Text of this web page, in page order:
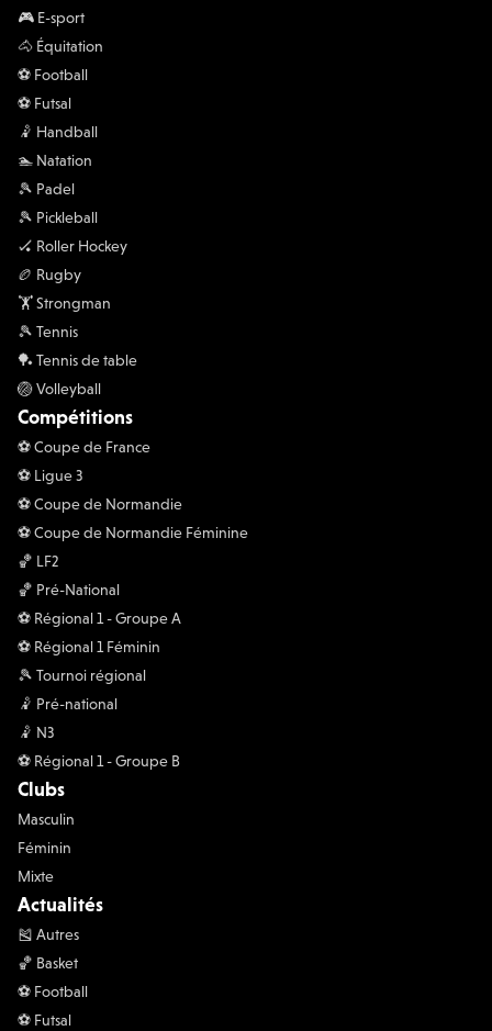
🎮 E-sport
🐴 Équitation
⚽️ Football
⚽️ Futsal
🤾 Handball
🏊 Natation
🎾 Padel
🎾 Pickleball
🏑 Roller Hockey
🏉 Rugby
🏋 Strongman
🎾 Tennis
🏓 Tennis de table
🏐 Volleyball
Compétitions
⚽️ Coupe de France
⚽️ Ligue 3
⚽️ Coupe de Normandie
⚽️ Coupe de Normandie Féminine
🏀 LF2
🏀 Pré-National
⚽️ Régional 1 - Groupe A
⚽️ Régional 1 Féminin
🎾 Tournoi régional
🤾 Pré-national
🤾 N3
⚽️ Régional 1 - Groupe B
Clubs
Masculin
Féminin
Mixte
Actualités
🎽 Autres
🏀 Basket
⚽️ Football
⚽️ Futsal